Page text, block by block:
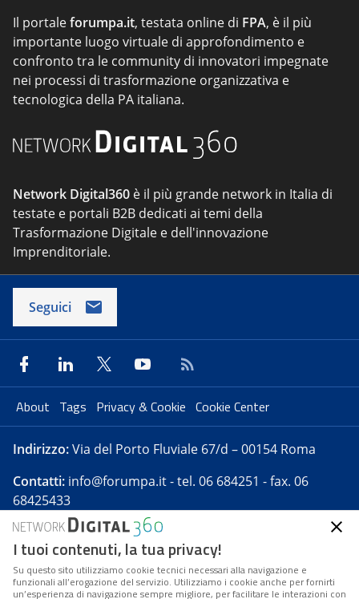
Il portaleforumpa.it, testata online di FPA, è il più
importante luogo virtuale di approfondimento e
confronto tra le community di innovatori impegnate
nei processi di trasformazione organizzativa e
tecnologica della PA italiana.
Network Digital360 è il più grande network in Italia di
testate e portali B2B dedicati ai temi della
Trasformazione Digitale e dell'innovazione
Imprenditoriale.
Seguici
About Tags Privacy & Cookie Cookie Center
Indirizzo:Via del Porto Fluviale 67/d – 00154 Roma
Contatti: info@forumpa.it- tel. 06 684251 - fax. 06
68425433
Forumpa.itè una pubblicazione telematica iscritta
presso Registro della stampa del Tribunale di Roma -
Reg. n. 182 del 2 maggio 2008 - Direttore resp. Michela
I tuoi contenuti, la tua privacy!
Su questo sito utilizziamo cookie tecnici necessari alla navigazione e
funzionali all’erogazione del servizio. Utilizziamo i cookie anche per fornirti
un’esperienza di navigazione sempre migliore, per facilitare le interazioni con